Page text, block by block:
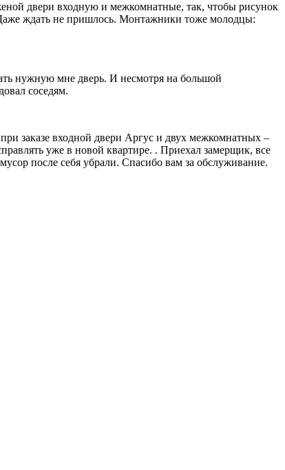
двери входную и межкомнатные, так, чтобы рисунок
ждать не пришлось. Монтажники тоже молодцы:
нужную мне дверь. И несмотря на большой
соседям.
заказе входной двери Аргус и двух межкомнатных –
уже в новой квартире. . Приехал замерщик, все
после себя убрали. Спасибо вам за обслуживание.